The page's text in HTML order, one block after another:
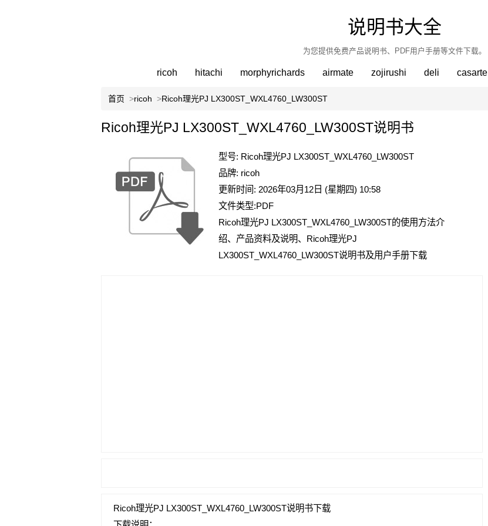
说明书大全
为您提供免费产品说明书、PDF用户手册等文件下载。
ricoh hitachi morphyrichards airmate zojirushi deli casarte
首页 >ricoh >Ricoh理光PJ LX300ST_WXL4760_LW300ST
Ricoh理光PJ LX300ST_WXL4760_LW300ST说明书
型号: Ricoh理光PJ LX300ST_WXL4760_LW300ST
品牌: ricoh
更新时间: 2026年03月12日 (星期四) 10:58
文件类型:PDF
Ricoh理光PJ LX300ST_WXL4760_LW300ST的使用方法介
绍、产品资料及说明、Ricoh理光PJ
LX300ST_WXL4760_LW300ST说明书及用户手册下载
Ricoh理光PJ LX300ST_WXL4760_LW300ST说明书下载